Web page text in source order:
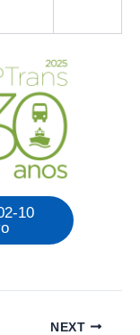
10
NEXT